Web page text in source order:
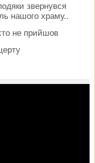
звернувся
нашого храму..
не прийшов